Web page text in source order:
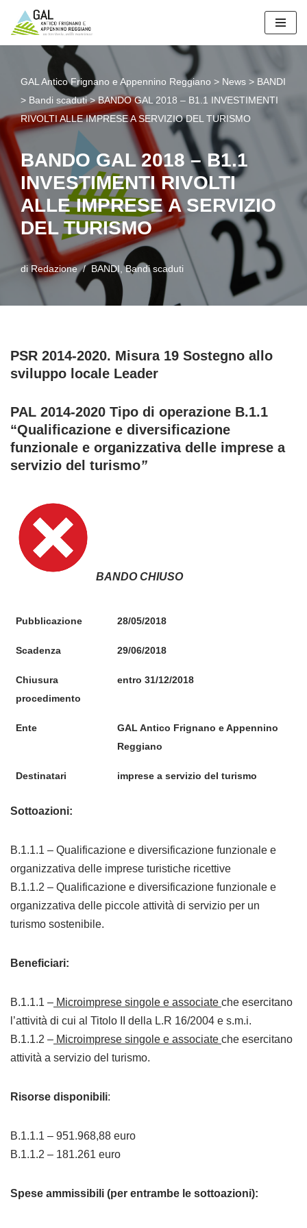
Vai
contenuto
GAL Antico Frignano e Appennino Reggiano > News > BANDI
> Bandi scaduti>BANDO GAL 2018 – B1.1 INVESTIMENTI
RIVOLTI ALLE IMPRESE A SERVIZIO DEL TURISMO
BANDO GAL 2018 – B1.1
INVESTIMENTI RIVOLTI
ALLE IMPRESE A SERVIZIO
DEL TURISMO
di Redazione BANDI ,Bandi scaduti
PSR 2014-2020. Misura 19 Sostegno allo
sviluppo locale Leader
PAL 2014-2020 Tipo di operazione B.1.1
“Qualificazione e diversificazione
funzionale e organizzativa delle imprese a
servizio del turismo”
BANDO CHIUSO
Pubblicazione 28/05/2018
Scadenza 29/06/2018
Chiusura
procedimento
entro 31/12/2018
Ente
GAL Antico Frignano e Appennino
Reggiano
Destinatari imprese a servizio del turismo
Sottoazioni:
B.1.1.1 – Qualificazione e diversificazione funzionale e
organizzativa delle imprese turistiche ricettive
B.1.1.2 – Qualificazione e diversificazione funzionale e
organizzativa delle piccole attività di servizio per un
turismo sostenibile.
Beneficiari:
B.1.1.1 – Microimprese singole e associate che esercitano
l’attività di cui al Titolo II della L.R 16/2004 e s.m.i.
B.1.1.2 – Microimprese singole e associate che esercitano
attività a servizio del turismo.
Risorse disponibili:
B.1.1.1 – 951.968,88 euro
B.1.1.2 – 181.261 euro
Spese ammissibili (per entrambe le sottoazioni):